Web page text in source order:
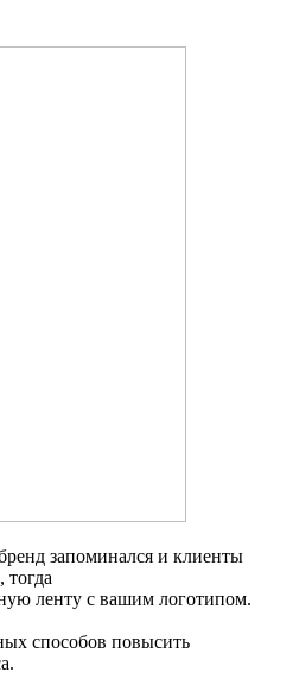
запоминался и клиенты
тогда
ленту с вашим логотипом.
способов повысить